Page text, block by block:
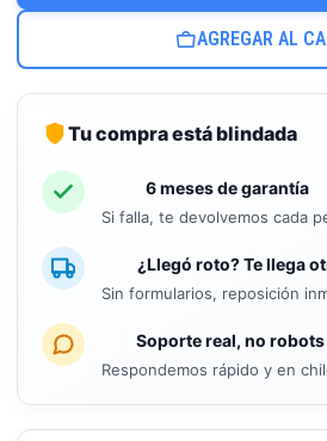
AGREGAR AL
Tu compra está blindada
6 meses de garantía
Si falla, te devolvemos cada
¿Llegó roto? Te llega
Sin formularios, reposición
Soporte real, no robots
Respondemos rápido y en